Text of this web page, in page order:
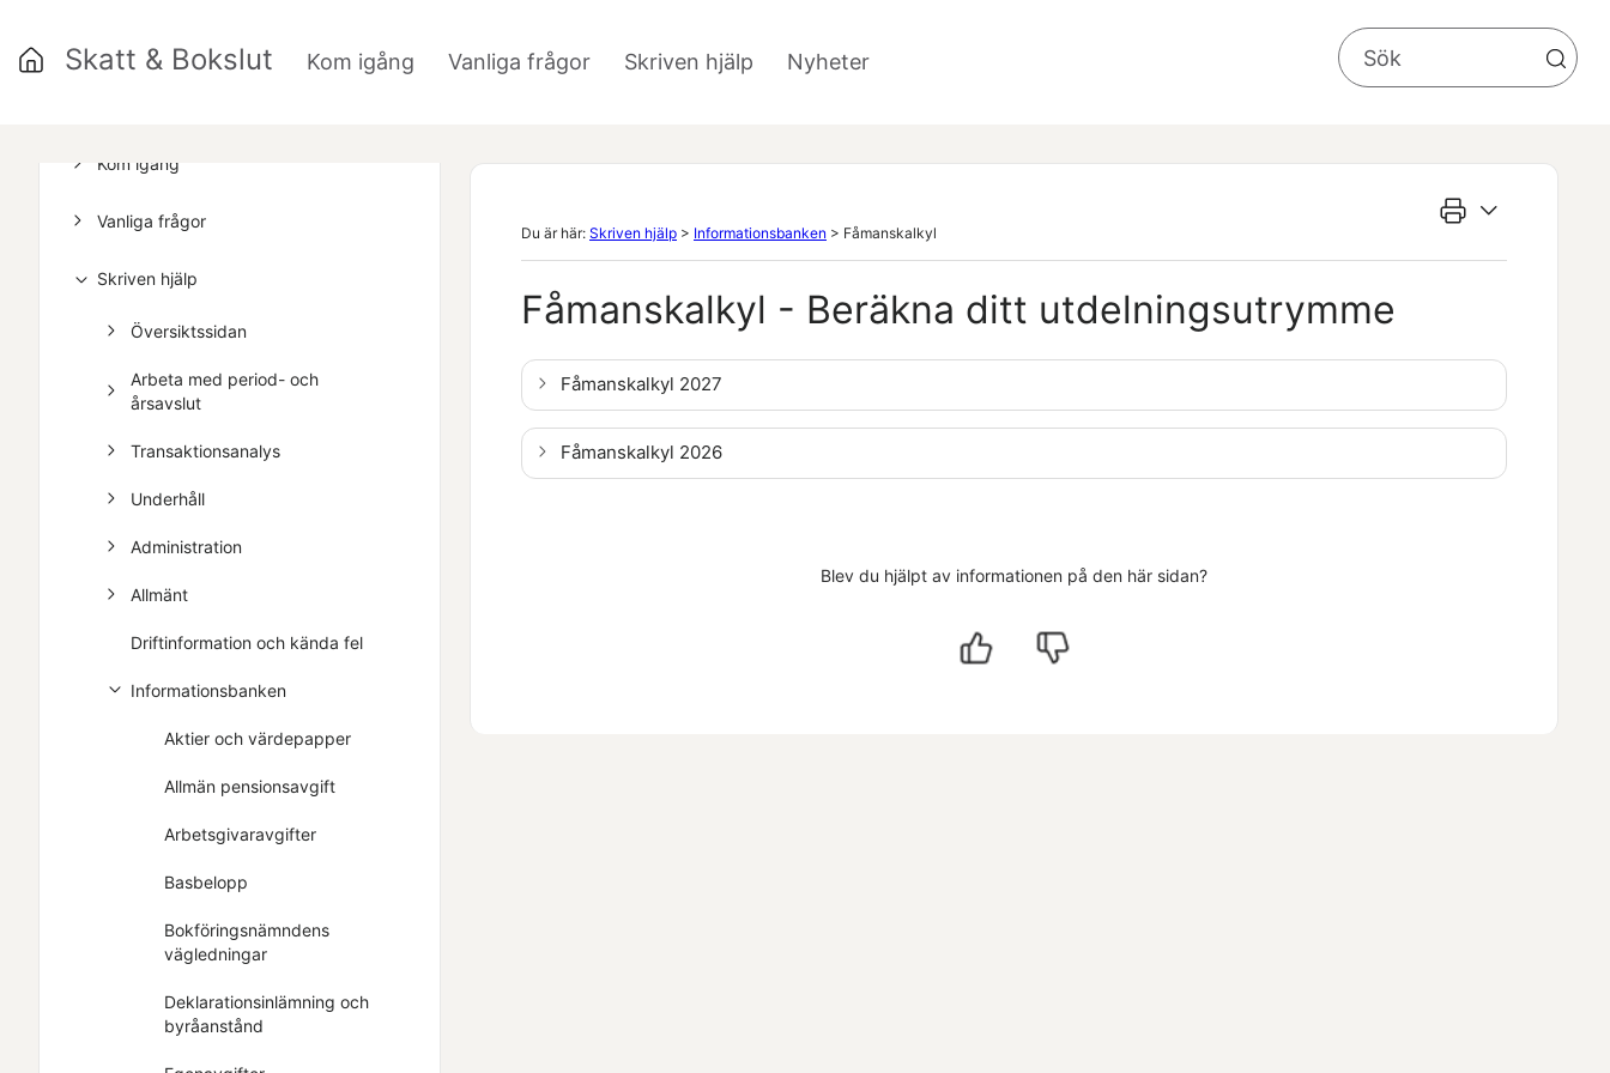
Kom igång Vanliga frågor Skriven hjälp Nyheter
Skatt & Bokslut
Kom igång
Vanliga frågor
Skriven hjälp
Översiktssidan
Arbeta med period- och
årsavslut
Transaktionsanalys
Underhåll
Administration
Allmänt
Driftinformation och kända fel
Informationsbanken
Aktier och värdepapper
Allmän pensionsavgift
Arbetsgivaravgifter
Basbelopp
Bokföringsnämndens
vägledningar
Deklarationsinlämning och
byråanstånd
Du är här: Skriven hjälp > Informationsbanken > Fåmanskalkyl
Fåmanskalkyl - Beräkna ditt utdelningsutrymme
Fåmanskalkyl 2027
Fåmanskalkyl 2026
Blev du hjälpt av informationen på den här sidan?